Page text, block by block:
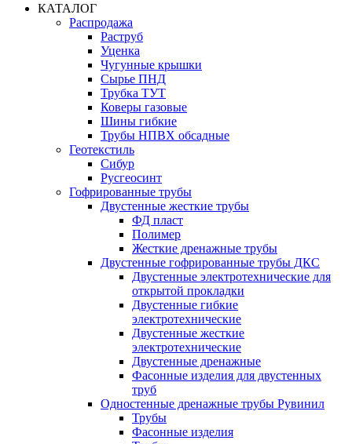
КАТАЛОГ
Распродажа
Раструб
Уценка
Чугунные крышки
Сырье ПНД
Трубка ТУТ
Коверы газовые
Шины гибкие
Трубы НПВХ обсадные
Геотекстиль
Сибур
Русгеосинт
Гофрированные трубы
Двустенные жесткие трубы
ФД пласт
Полимер
Жесткие дренажные трубы
Двустенные гофрированные трубы ДКС
Двустенные электротехнические для
открытой прокладки
Двустенные гибкие
электротехнические
Двустенные жесткие
электротехнические
Двустенные дренажные
Фасонные изделия для двустенных
труб
Одностенные дренажные трубы Рувинил
Трубы
Фасонные изделия